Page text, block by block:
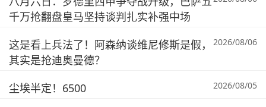
千万抢翻盘皇马坚持谈判扎实补强中场
这是看上兵法了！阿森纳谈维尼修斯是假，
其实是抢迪奥曼德？
2026/08/06
尘埃半定！6500 2026/08/05